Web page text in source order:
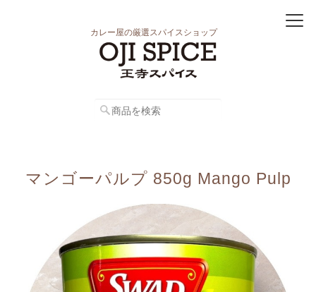
カレー屋の厳選スパイスショップ
マンゴーパルプ 850g Mango Pulp